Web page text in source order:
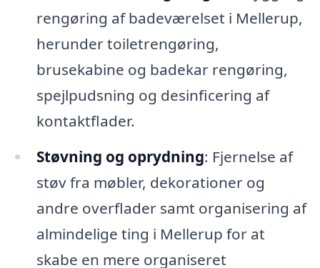
rengøring af badeværelset i Mellerup,
herunder toiletrengøring,
brusekabine og badekar rengøring,
spejlpudsning og desinficering af
kontaktflader.
Støvning og oprydning: Fjernelse af
støv fra møbler, dekorationer og
andre overflader samt organisering af
almindelige ting i Mellerup for at
skabe en mere organiseret